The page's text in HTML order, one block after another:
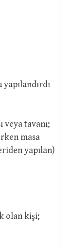
masa
yapılan)